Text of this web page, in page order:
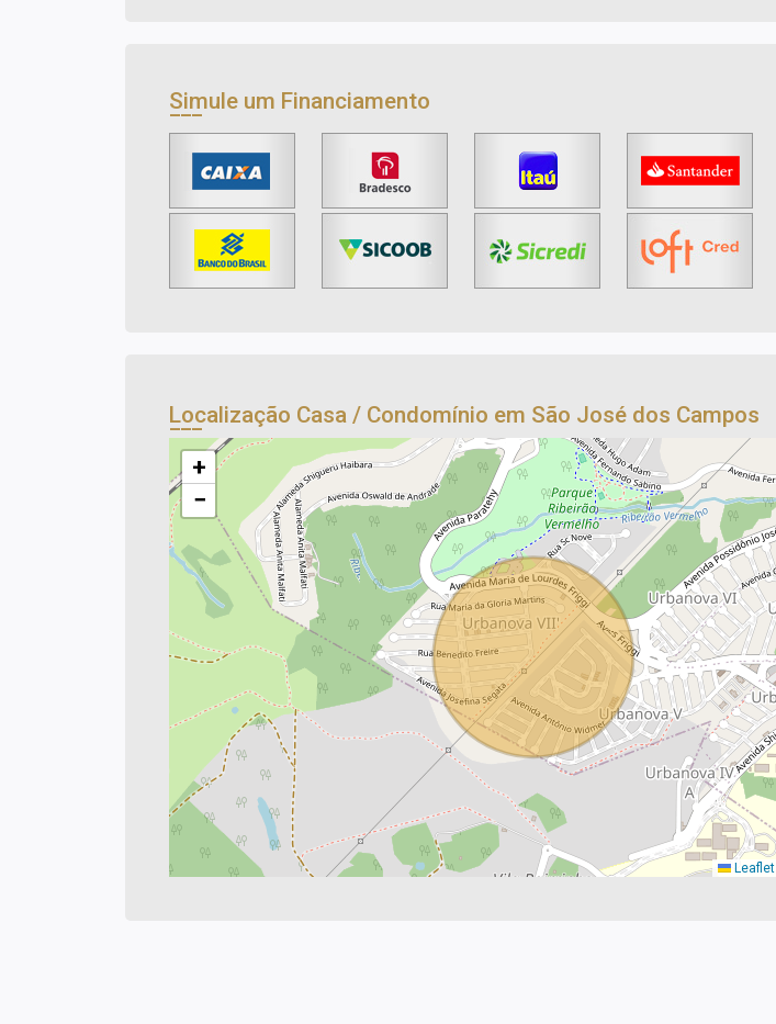
Simule um Financiamento
Localização Casa / Condomínio em São José dos Campos
+
−
Leaflet